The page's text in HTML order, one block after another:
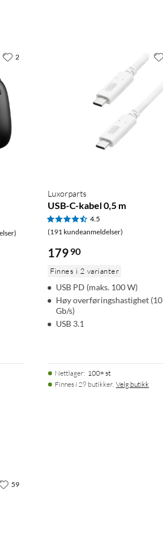
2
Luxorparts
USB-C-kabel 0,5 m
4.5
(191 kundeanmeldelser)
179 90
Finnes i 2 varianter
USB PD (maks. 100 W)
Høy overføringshastighet (10
Gb/s)
USB 3.1
Nettlager: 100+ st
Finnes i 29 butikker. Velg butikk
59